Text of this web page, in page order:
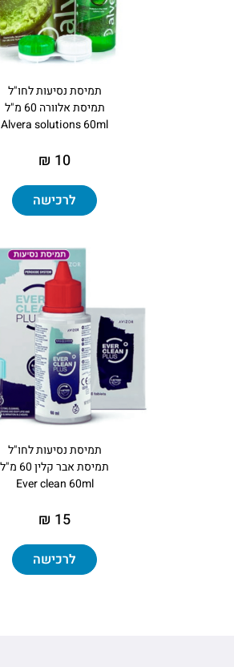
תמיסת נסיעות לחו"ל
תמיסת אלוורה 60 מ"ל
Alvera solutions 60ml
10 ₪
לרכישה
תמיסת נסיעות לחו"ל
תמיסת אבר קלין 60 מ"ל
Ever clean 60ml
15 ₪
לרכישה